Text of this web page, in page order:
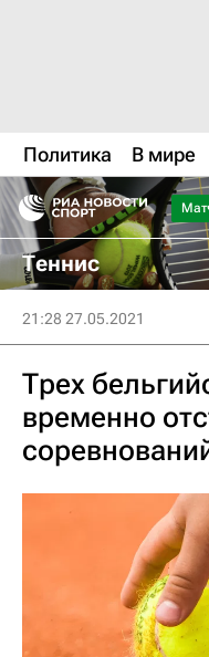
Политика В мире
Теннис
21:28 27.05.2021
Трех
временно